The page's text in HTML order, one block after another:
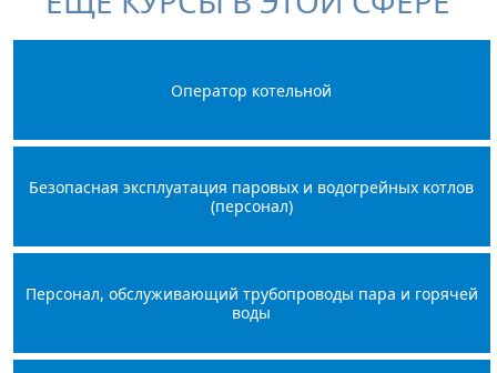
Оператор котельной
Безопасная эксплуатация паровых и водогрейных котлов
(персонал)
Персонал, обслуживающий трубопроводы пара и горячей
воды